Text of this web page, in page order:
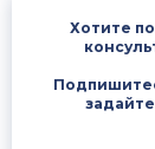
Хотите